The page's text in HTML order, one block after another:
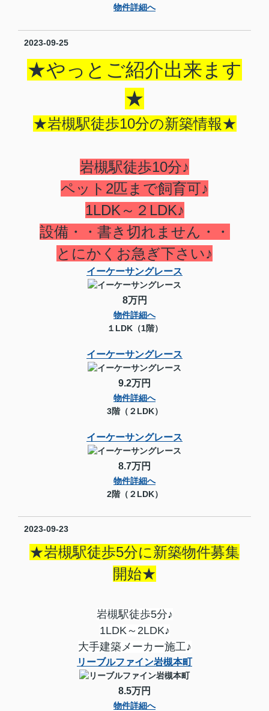
物件詳細へ
2023-09-25
★やっとご紹介出来ます
★
★岩槻駅徒歩10分の新築情報★
岩槻駅徒歩10分♪
ペット2匹まで飼育可♪
1LDK～２LDK♪
設備・・書き切れません・・
とにかくお急ぎ下さい♪
イーケーサングレース
8万円
物件詳細へ
１LDK（1階）
イーケーサングレース
9.2万円
物件詳細へ
3階（２LDK）
イーケーサングレース
8.7万円
物件詳細へ
2階（２LDK）
2023-09-23
★岩槻駅徒歩5分に新築物件募集
開始★
岩槻駅徒歩5分♪
1LDK～2LDK♪
大手建築メーカー施工♪
リーブルファイン岩槻本町
8.5万円
物件詳細へ